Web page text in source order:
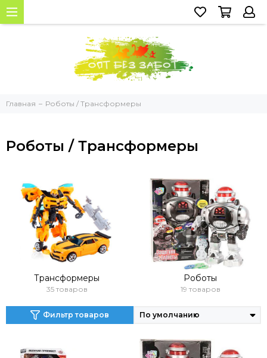
Главная Роботы / Трансформеры
Роботы / Трансформеры
Трансформеры
35 товаров
Роботы
19 товаров
Фильтр товаров